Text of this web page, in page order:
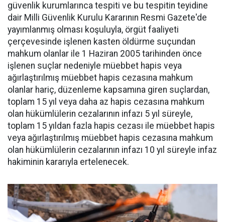
güvenlik kurumlarınca tespiti ve bu tespitin teyidine
dair Milli Güvenlik Kurulu Kararının Resmi Gazete'de
yayımlanmış olması koşuluyla, örgüt faaliyeti
çerçevesinde işlenen kasten öldürme suçundan
mahkum olanlar ile 1 Haziran 2005 tarihinden önce
işlenen suçlar nedeniyle müebbet hapis veya
ağırlaştırılmış müebbet hapis cezasına mahkum
olanlar hariç, düzenleme kapsamına giren suçlardan,
toplam 15 yıl veya daha az hapis cezasına mahkum
olan hükümlülerin cezalarının infazı 5 yıl süreyle,
toplam 15 yıldan fazla hapis cezası ile müebbet hapis
veya ağırlaştırılmış müebbet hapis cezasına mahkum
olan hükümlülerin cezalarının infazı 10 yıl süreyle infaz
hakiminin kararıyla ertelenecek.